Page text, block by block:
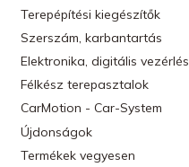
Terepépítési kiegészítők
Szerszám, karbantartás
Elektronika, digitális vezérlés
Félkész terepasztalok
CarMotion - Car-System
Újdonságok
Termékek vegyesen